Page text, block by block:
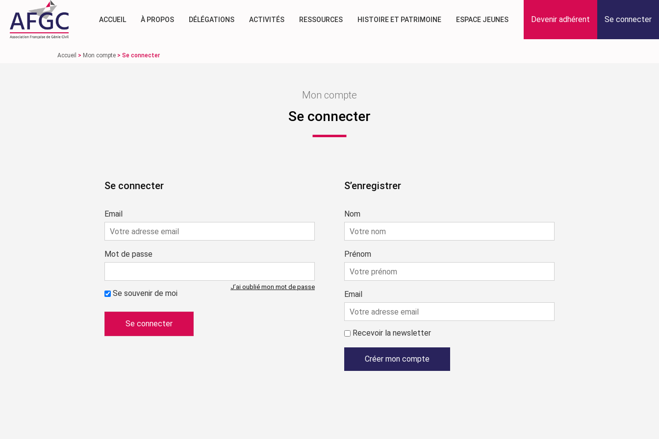
ACCUEIL À PROPOS DÉLÉGATIONS ACTIVITÉS RESSOURCES HISTOIRE ET PATRIMOINE ESPACE JEUNES Devenir adhérent Se connecter
Accueil > Mon compte > Se connecter
Mon compte
Se connecter
Se connecter
Email
Mot de passe
Se souvenir de moi
J’ai oublié mon mot de passe
S’enregistrer
Nom
Prénom
Email
Recevoir la newsletter